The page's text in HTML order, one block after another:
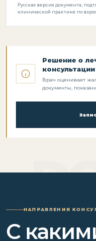
Русская версия документа,
клинической практике по
Решение о
консультации
Врач оценивает
документы,
НАПРАВЛЕНИЯ
С